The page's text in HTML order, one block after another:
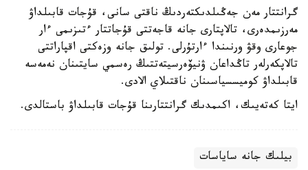
گرانتتار مەن جەڭىلدىكتەردىڭ ناقتى سانى، قۇجات قابىلداۋ
مەرزىمدەرى، تالاپتارى جانە قاجەتتى قۇجاتتار ءتىزىمى ءار
جوعارى وقۋ ورنىندا ءارتۇرلى. تولىق جانە وزەكتى اقپاراتتى
تالاپكەرلەر تاڭداعان ۋنيۆەرسيتەتتىڭ رەسمي سايتىنان نەمەسە
قابىلداۋ كوميسسياسىنان ناقتىلاي الادى.
ايتا كەتەيىك، اكىمدىك گرانتتارىنا قۇجات قابىلداۋ باستالدى.
بيلىك جانە ساياسات